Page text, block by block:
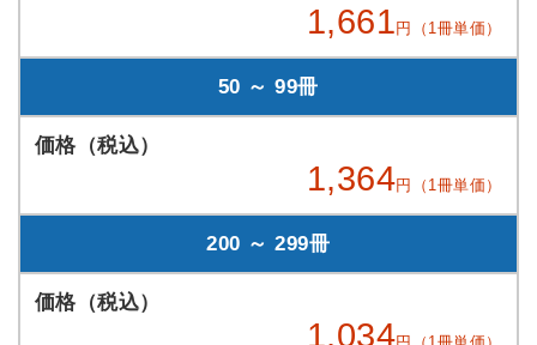
1,661 円（1冊単価）
50 ～ 99冊
1,364円（1冊単価）
200 ～ 299冊
1,034